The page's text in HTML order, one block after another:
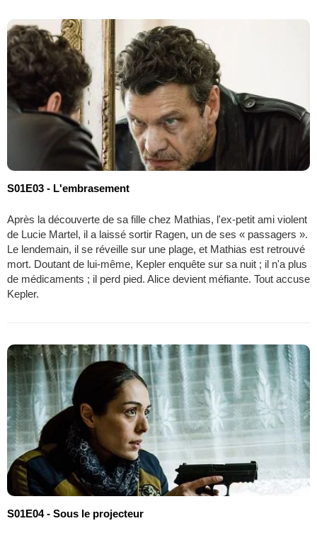
S01E03 - L'embrasement
Après la découverte de sa fille chez Mathias, l'ex-petit ami violent
de Lucie Martel, il a laissé sortir Ragen, un de ses « passagers ».
Le lendemain, il se réveille sur une plage, et Mathias est retrouvé
mort. Doutant de lui-même, Kepler enquête sur sa nuit ; il n'a plus
de médicaments ; il perd pied. Alice devient méfiante. Tout accuse
Kepler.
S01E04 - Sous le projecteur